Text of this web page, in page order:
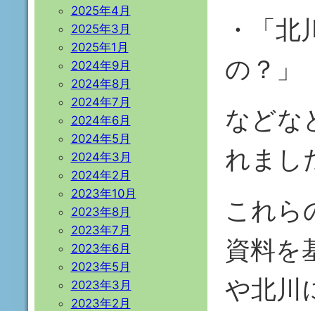
・「
の？」
などな
れまし
これら
資料を
や北川
2025年4月
2025年3月
2025年1月
2024年9月
2024年8月
2024年7月
2024年6月
2024年5月
2024年3月
2024年2月
2023年10月
2023年8月
2023年7月
2023年6月
2023年5月
2023年3月
2023年2月